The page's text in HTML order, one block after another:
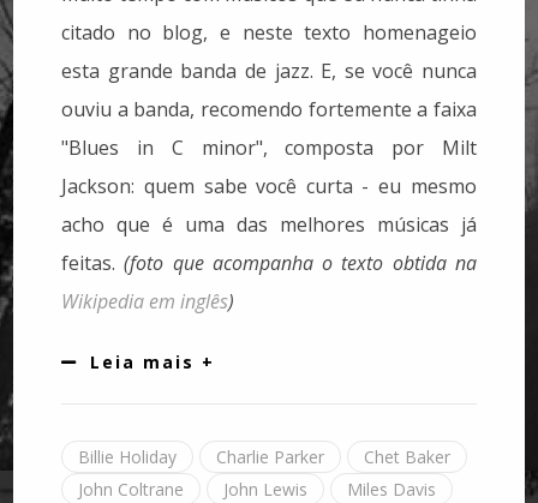
citado no blog, e neste texto homenageio
esta grande banda de jazz. E, se você nunca
ouviu a banda, recomendo fortemente a faixa
"Blues in C minor", composta por Milt
Jackson: quem sabe você curta - eu mesmo
acho que é uma das melhores músicas já
feitas.(foto que acompanha o texto obtida na
Wikipedia em inglês)
Leia mais +
Billie Holiday Charlie Parker
Chet Baker
John Coltrane
John Lewis
Miles Davis